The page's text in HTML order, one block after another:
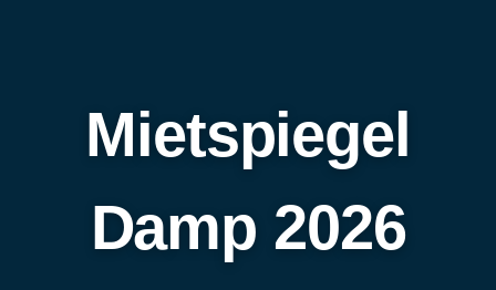
Mietspiegel
Damp 2026